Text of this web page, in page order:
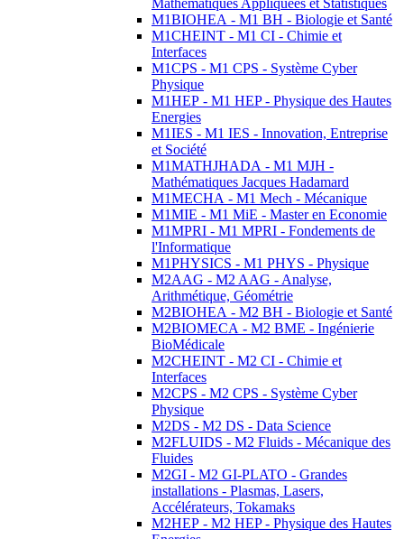
Mathématiques Appliquées et Statistiques
M1BIOHEA - M1 BH - Biologie et Santé
M1CHEINT - M1 CI - Chimie et
Interfaces
M1CPS - M1 CPS - Système Cyber
Physique
M1HEP - M1 HEP - Physique des Hautes
Energies
M1IES - M1 IES - Innovation, Entreprise
et Société
M1MATHJHADA - M1 MJH -
Mathématiques Jacques Hadamard
M1MECHA - M1 Mech - Mécanique
M1MIE - M1 MiE - Master en Economie
M1MPRI - M1 MPRI - Fondements de
l'Informatique
M1PHYSICS - M1 PHYS - Physique
M2AAG - M2 AAG - Analyse,
Arithmétique, Géométrie
M2BIOHEA - M2 BH - Biologie et Santé
M2BIOMECA - M2 BME - Ingénierie
BioMédicale
M2CHEINT - M2 CI - Chimie et
Interfaces
M2CPS - M2 CPS - Système Cyber
Physique
M2DS - M2 DS - Data Science
M2FLUIDS - M2 Fluids - Mécanique des
Fluides
M2GI - M2 GI-PLATO - Grandes
installations - Plasmas, Lasers,
Accélérateurs, Tokamaks
M2HEP - M2 HEP - Physique des Hautes